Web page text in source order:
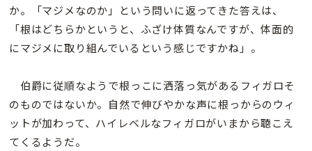
か。「マジメなのか」という問いに返ってきた答えは、
「根はどちらかというと、ふざけ体質なんですが、体面的
にマジメに取り組んでいるという感じですかね」。
伯爵に従順なようで根っこに洒落っ気があるフィガロそ
のものではないか。自然で伸びやかな声に根っからのウィ
ットが加わって、ハイレベルなフィガロがいまから聴こえ
てくるようだ。